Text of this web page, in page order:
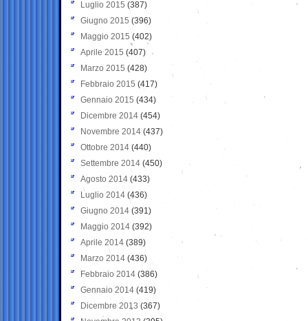
Luglio 2015 (387)
Giugno 2015 (396)
Maggio 2015 (402)
Aprile 2015 (407)
Marzo 2015 (428)
Febbraio 2015 (417)
Gennaio 2015 (434)
Dicembre 2014 (454)
Novembre 2014 (437)
Ottobre 2014 (440)
Settembre 2014 (450)
Agosto 2014 (433)
Luglio 2014 (436)
Giugno 2014 (391)
Maggio 2014 (392)
Aprile 2014 (389)
Marzo 2014 (436)
Febbraio 2014 (386)
Gennaio 2014 (419)
Dicembre 2013 (367)